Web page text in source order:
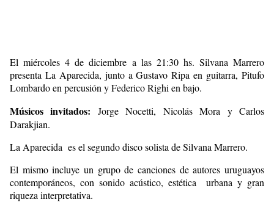
El miércoles 4 de diciembre a las 21:30 hs. Silvana Marrero
presenta La Aparecida, junto a Gustavo Ripa en guitarra, Pitufo
Lombardo en percusión y Federico Righi en bajo.
Músicos invitados: Jorge Nocetti, Nicolás Mora y Carlos
Darakjian.
La Aparecida es el segundo disco solista de Silvana Marrero.
El mismo incluye un grupo de canciones de autores uruguayos
contemporáneos, con sonido acústico, estética urbana y gran
riqueza interpretativa.